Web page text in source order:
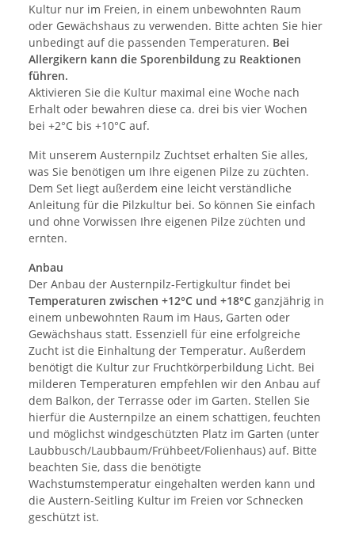
Kultur nur im Freien, in einem unbewohnten Raum
oder Gewächshaus zu verwenden. Bitte achten Sie hier
unbedingt auf die passenden Temperaturen. Bei
Allergikern kann die Sporenbildung zu Reaktionen
führen.
Aktivieren Sie die Kultur maximal eine Woche nach
Erhalt oder bewahren diese ca. drei bis vier Wochen
bei +2°C bis +10°C auf.
Mit unserem Austernpilz Zuchtset erhalten Sie alles,
was Sie benötigen um Ihre eigenen Pilze zu züchten.
Dem Set liegt außerdem eine leicht verständliche
Anleitung für die Pilzkultur bei. So können Sie einfach
und ohne Vorwissen Ihre eigenen Pilze züchten und
ernten.
Anbau
Der Anbau der Austernpilz-Fertigkultur findet bei
Temperaturen zwischen +12°C und +18°C ganzjährig in
einem unbewohnten Raum im Haus, Garten oder
Gewächshaus statt. Essenziell für eine erfolgreiche
Zucht ist die Einhaltung der Temperatur. Außerdem
benötigt die Kultur zur Fruchtkörperbildung Licht. Bei
milderen Temperaturen empfehlen wir den Anbau auf
dem Balkon, der Terrasse oder im Garten. Stellen Sie
hierfür die Austernpilze an einem schattigen, feuchten
und möglichst windgeschützten Platz im Garten (unter
Laubbusch/Laubbaum/Frühbeet/Folienhaus) auf. Bitte
beachten Sie, dass die benötigte
Wachstumstemperatur eingehalten werden kann und
die Austern-Seitling Kultur im Freien vor Schnecken
geschützt ist.